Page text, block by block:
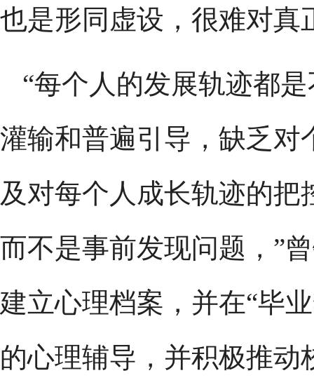
也是形同虚设，很难对真
“每个人的发展轨迹都
灌输和普遍引导，缺乏对
及对每个人成长轨迹的
而不是事前发现问题，”
建立心理档案，并在“毕
的心理辅导，并积极推